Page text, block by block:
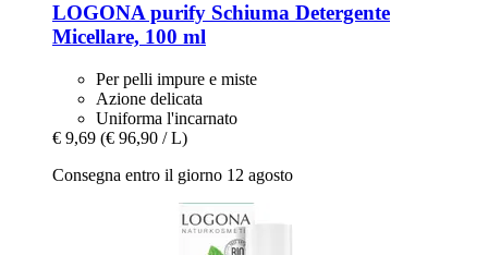
LOGONApurify Schiuma Detergente
Micellare, 100 ml
Per pelli impure e miste
Azione delicata
Uniforma l'incarnato
€ 9,69 (€ 96,90 / L)
Consegna entro il giorno 12 agosto